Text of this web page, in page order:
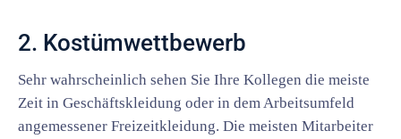
2. Kostümwettbewerb
Sehr wahrscheinlich sehen Sie Ihre Kollegen die meiste
Zeit in Geschäftskleidung oder in dem Arbeitsumfeld
angemessener Freizeitkleidung. Die meisten Mitarbeiter